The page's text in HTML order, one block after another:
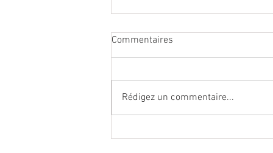
Commentaires
Rédigez un commentaire...